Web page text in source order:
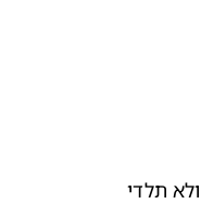
. בהריון שבוע 40, הקטנטן או הקטנטנה שלך יכולים להגיע בכל יום. ייתכן שהוא או היא יעדיפו להישאר רק עוד קצת, ברחם המוגן והבטוח. במידה ולא תלדי